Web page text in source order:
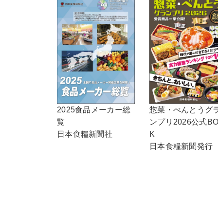
2025食品メーカー総
覧
日本食糧新聞社
惣菜・べんとうグ
ンプリ2026公式
K
日本食糧新聞発行